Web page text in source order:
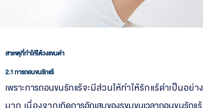
สาเหตุที่ทำให้ใต้วงแขนดำ
2.1 การถอนขนรักแร้
เพราะการถอนขนรักแร้จะมีส่วนให้ทำให้รักแร้ดำเป็นอย่าง